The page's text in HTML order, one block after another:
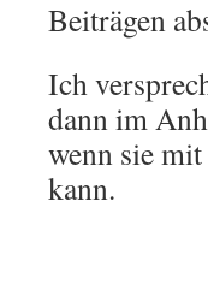
Beiträgen
Ich
dann im
wenn sie
kann.